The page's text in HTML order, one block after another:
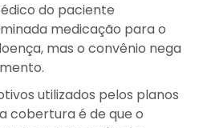
do paciente
medicação para o
mas o convênio nega
utilizados pelos planos
cobertura é de que o